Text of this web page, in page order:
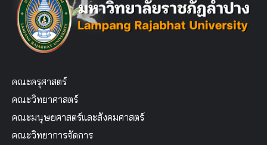
คณะครุศาสตร์
คณะวิทยาศาสตร์
คณะมนุษยศาสตร์และสังคมศาสตร์
คณะวิทยาการจัดการ